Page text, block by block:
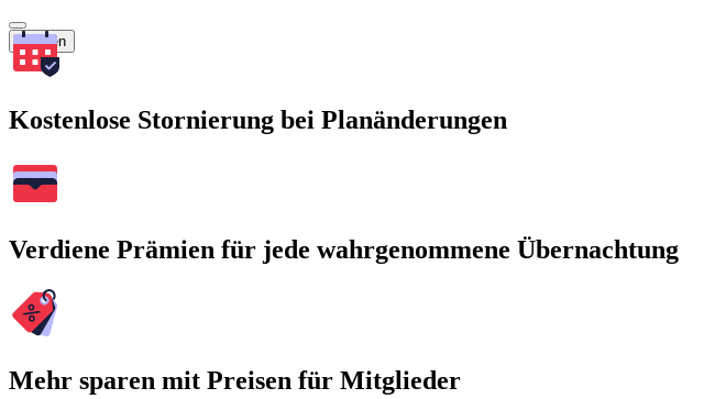
Suchen
Kostenlose Stornierung bei Planänderungen
Verdiene Prämien für jede wahrgenommene Übernachtung
Mehr sparen mit Preisen für Mitglieder